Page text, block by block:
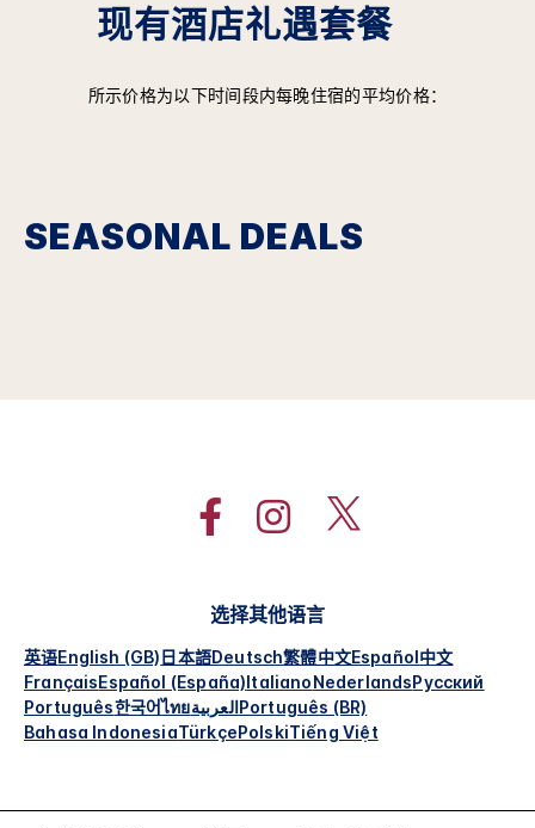
现有酒店礼遇套餐
所示价格为以下时间段内每晚住宿的平均价格：
SEASONAL DEALS
选择其他语言
英语English (GB)日本語Deutsch繁體中文Español中文
FrançaisEspañol (España)ItalianoNederlandsРусский
Português한국어ไทยالعربيةPortuguês (BR)
Bahasa IndonesiaTürkçePolskiTiếng Việt